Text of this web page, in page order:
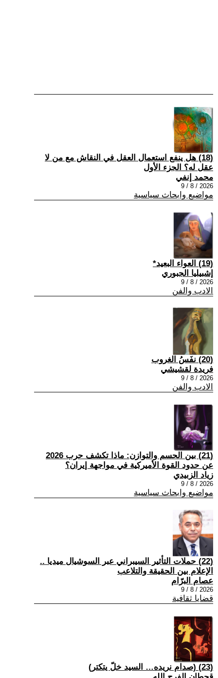
(18) هل ينفع استعمال العقل في النقاش مع من لا
عقل له؟ الجزء الأول
محمد إنفي
2026 / 8 / 9
مواضيع وابحاث سياسية
(19) العواء البعيد*
إشبيليا الجبوري
2026 / 8 / 9
الادب والفن
(20) نفَسُ الغروب
فريدة لقشيشي
2026 / 8 / 9
الادب والفن
(21) بين الحسم والتوازن: ماذا تكشف حرب 2026
عن حدود القوة الأميركية في مواجهة إيران؟
زياد الزبيدي
2026 / 8 / 9
مواضيع وابحاث سياسية
(22) حملات التأثير السيبراني عبر السوشيال ميديا ..
الإعلام بين الحقيقة والتلاعب
عصام البرّام
2026 / 8 / 9
قضايا ثقافية
(23) (صدام نريده… السيد خلّ يتكتر)